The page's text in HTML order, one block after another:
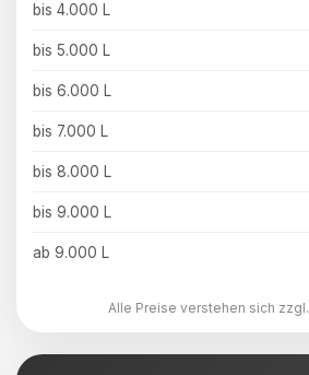
bis 4.000 L
bis 5.000 L
bis 6.000 L
bis 7.000 L
bis 8.000 L
bis 9.000 L
ab 9.000 L
Alle Preise verstehen sich zzgl.